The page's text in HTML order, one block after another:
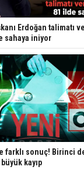
Erdoğan talimatı
sahaya iniyor
farklı sonuç! Birinci
kayıp